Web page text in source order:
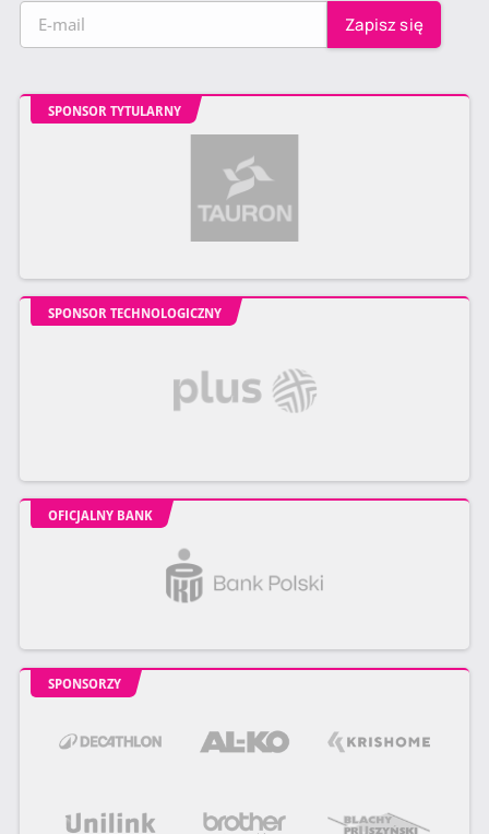
SPONSOR TYTULARNY
SPONSOR TECHNOLOGICZNY
OFICJALNY BANK
SPONSORZY